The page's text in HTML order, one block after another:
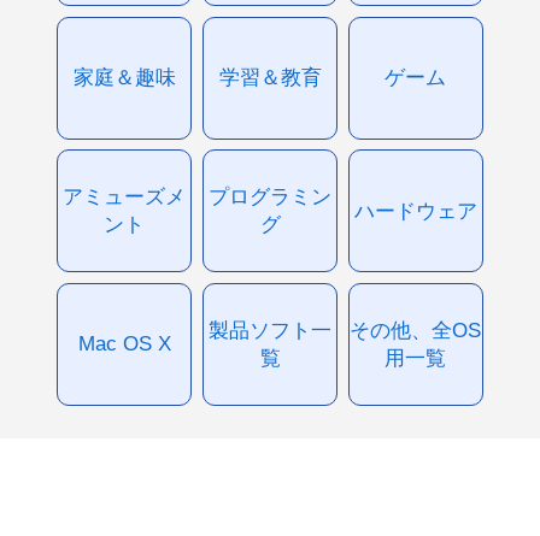
家庭＆趣味 学習＆教育 ゲーム
アミューズメ
ント
プログラミン
グ
ハードウェア
Mac OS X
製品ソフト一
覧
その他、全OS
用一覧